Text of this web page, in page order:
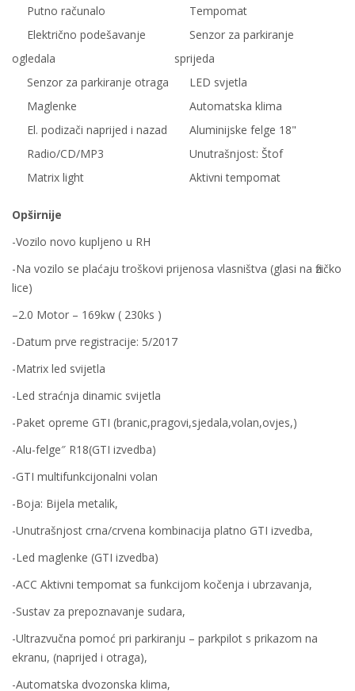
Putno računalo
Tempomat
Električno podešavanje
ogledala
Senzor za parkiranje
sprijeda
Senzor za parkiranje otraga
LED svjetla
Maglenke
Automatska klima
El. podizači naprijed i nazad
Aluminijske felge 18"
Radio/CD/MP3
Unutrašnjost: Štof
Matrix light
Aktivni tempomat
Opširnije
-Vozilo novo kupljeno u RH
-Na vozilo se plaćaju troškovi prijenosa vlasništva (glasi na fizičko
lice)
–2.0 Motor – 169kw ( 230ks )
-Datum prve registracije: 5/2017
-Matrix led svijetla
-Led straćnja dinamic svijetla
-Paket opreme GTI (branic,pragovi,sjedala,volan,ovjes,)
-Alu-felge″ R18(GTI izvedba)
-GTI multifunkcijonalni volan
-Boja: Bijela metalik,
-Unutrašnjost crna/crvena kombinacija platno GTI izvedba,
-Led maglenke (GTI izvedba)
-ACC Aktivni tempomat sa funkcijom kočenja i ubrzavanja,
-Sustav za prepoznavanje sudara,
-Ultrazvučna pomoć pri parkiranju – parkpilot s prikazom na
ekranu, (naprijed i otraga),
-Automatska dvozonska klima,